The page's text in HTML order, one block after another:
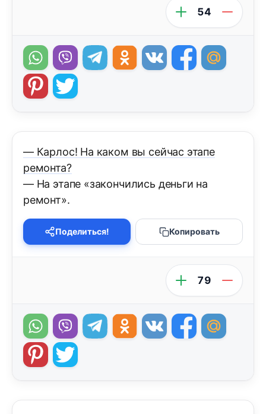
54
— Карлос! На каком вы сейчас этапе
ремонта?
— На этапе «закончились деньги на
ремонт».
Поделиться! Копировать
79